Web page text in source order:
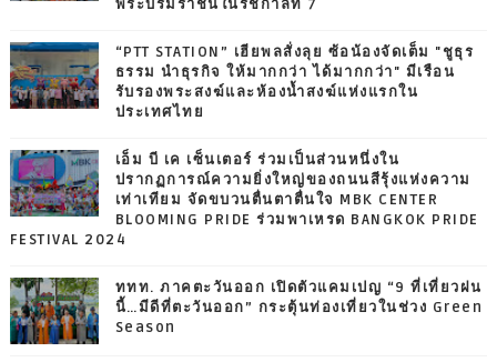
พระบรมราชินีในรัชกาลที่ 7
“PTT STATION” เฮียพลสั่งลุย ซ้อน้องจัดเต็ม "ชูธุร
ธรรม นำธุรกิจ ให้มากกว่า ได้มากกว่า" มีเรือน
รับรองพระสงฆ์และห้องน้ำสงฆ์แห่งแรกใน
ประเทศไทย
เอ็ม บี เค เซ็นเตอร์ ร่วมเป็นส่วนหนึ่งใน
ปรากฏการณ์ความยิ่งใหญ่ของถนนสีรุ้งแห่งความ
เท่าเทียม จัดขบวนตื่นตาตื่นใจ MBK CENTER
BLOOMING PRIDE ร่วมพาเหรด BANGKOK PRIDE
FESTIVAL 2024
ททท. ภาคตะวันออก เปิดตัวแคมเปญ “9 ที่เที่ยวฝน
นี้…มีดีที่ตะวันออก” กระตุ้นท่องเที่ยวในช่วง Green
Season